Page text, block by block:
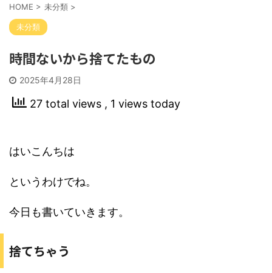
HOME > 未分類 >
未分類
時間ないから捨てたもの
2025年4月28日
27 total views , 1 views today
はいこんちは
というわけでね。
今日も書いていきます。
捨てちゃう